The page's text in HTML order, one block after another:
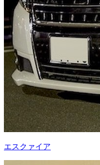
エスクァイア